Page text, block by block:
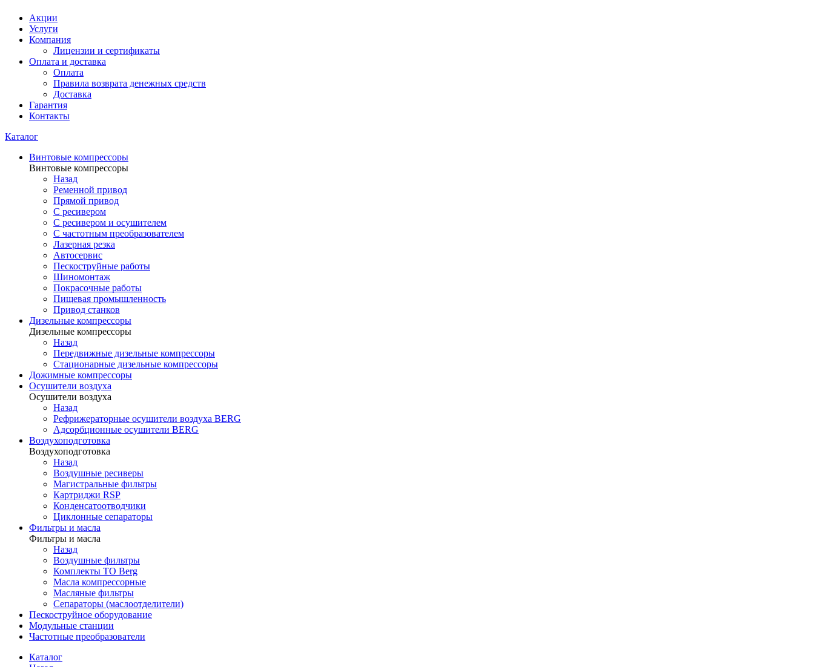
Акции
Услуги
Компания
Лицензии и сертификаты
Оплата и доставка
Оплата
Правила возврата денежных средств
Доставка
Гарантия
Контакты
Каталог
Винтовые компрессоры
Винтовые компрессоры
Назад
Ременной привод
Прямой привод
С ресивером
С ресивером и осушителем
С частотным преобразователем
Лазерная резка
Автосервис
Пескоструйные работы
Шиномонтаж
Покрасочные работы
Пищевая промышленность
Привод станков
Дизельные компрессоры
Дизельные компрессоры
Назад
Передвижные дизельные компрессоры
Стационарные дизельные компрессоры
Дожимные компрессоры
Осушители воздуха
Осушители воздуха
Назад
Рефрижераторные осушители воздуха BERG
Адсорбционные осушители BERG
Воздухоподготовка
Воздухоподготовка
Назад
Воздушные ресиверы
Магистральные фильтры
Картриджи RSP
Конденсатоотводчики
Циклонные сепараторы
Фильтры и масла
Фильтры и масла
Назад
Воздушные фильтры
Комплекты ТО Berg
Масла компрессорные
Масляные фильтры
Сепараторы (маслоотделители)
Пескоструйное оборудование
Модульные станции
Частотные преобразователи
Каталог